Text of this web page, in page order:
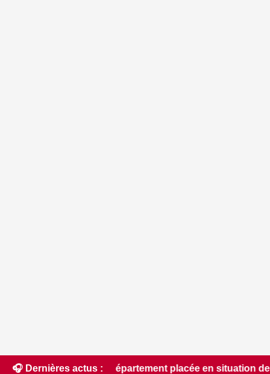
🎧 Dernières actus :placée en situation de crise - Le